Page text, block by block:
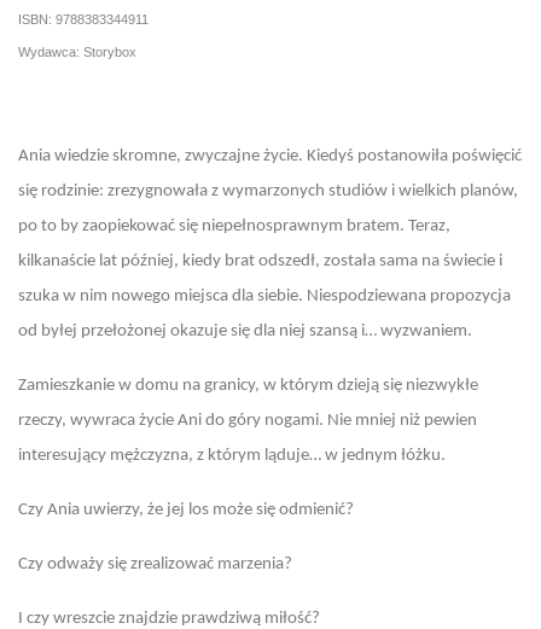
ISBN: 9788383344911
Wydawca: Storybox
Ania wiedzie skromne, zwyczajne życie. Kiedyś postanowiła poświęcić
się rodzinie: zrezygnowała z wymarzonych studiów i wielkich planów,
po to by zaopiekować się niepełnosprawnym bratem. Teraz,
kilkanaście lat później, kiedy brat odszedł, została sama na świecie i
szuka w nim nowego miejsca dla siebie. Niespodziewana propozycja
od byłej przełożonej okazuje się dla niej szansą i… wyzwaniem.
Zamieszkanie w domu na granicy, w którym dzieją się niezwykłe
rzeczy, wywraca życie Ani do góry nogami. Nie mniej niż pewien
interesujący mężczyzna, z którym ląduje… w jednym łóżku.
Czy Ania uwierzy, że jej los może się odmienić?
Czy odważy się zrealizować marzenia?
I czy wreszcie znajdzie prawdziwą miłość?